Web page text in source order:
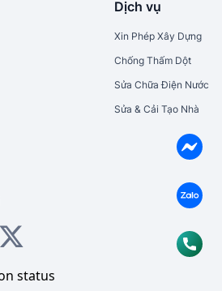
Dịch vụ
Xin Phép Xây Dựng
Chống Thấm Dột
Sửa Chữa Điện Nước
Sửa & Cải Tạo Nhà